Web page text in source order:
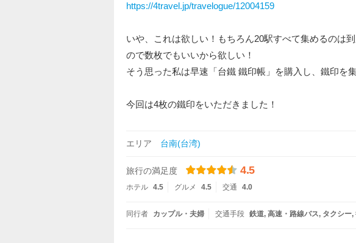
https://4travel.jp/travelogue/12004159
いや、これは欲しい！もちろん20駅すべて集めるのは
ので数枚でもいいから欲しい！
そう思った私は早速「台鐵 鐵印帳」を購入し、鐵印を
今回は4枚の鐵印をいただきました！
エリア 台南(台湾)
旅行の満足度 4.5
ホテル 4.5 グルメ 4.5 交通 4.0
同行者 カップル・夫婦 交通手段 鉄道 高速・路線バス タクシー